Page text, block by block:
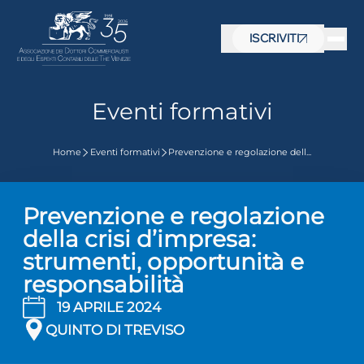
ISCRIVITI
Eventi formativi
Home Eventi formativi Prevenzione e regolazione dell...
Prevenzione e regolazione
della crisi d’impresa:
strumenti, opportunità e
responsabilità
19 APRILE 2024
QUINTO DI TREVISO